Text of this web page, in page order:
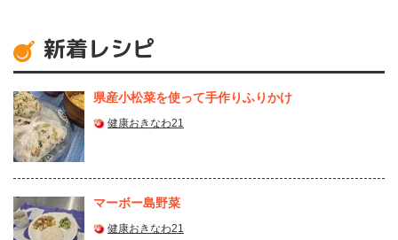
新着レシピ
県産⼩松菜を使って⼿作りふりかけ
健康おきなわ21
マーボー島野菜
健康おきなわ21